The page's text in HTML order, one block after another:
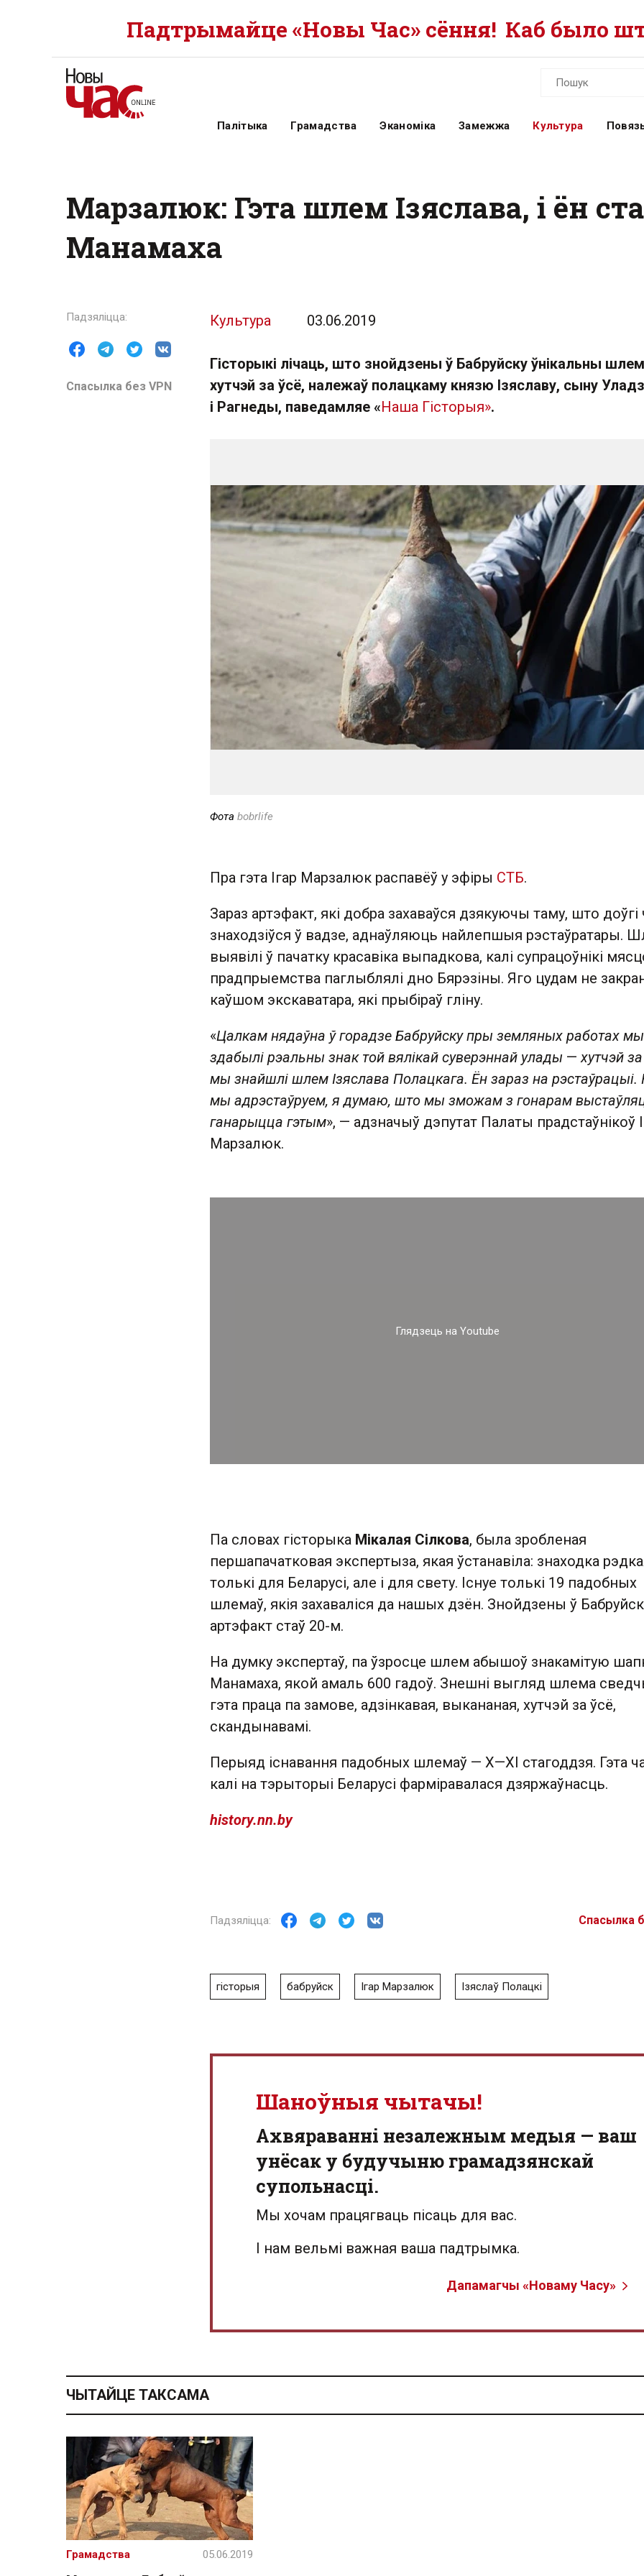
Падтрымайце «Новы Час» сёння! Каб было
Палітыка Грамадства Эканоміка Замежжа Культура
Марзалюк: Гэта шлем Ізяслава, і ён
Манамаха
Спасылка без VPN
Культура 03.06.2019
Гісторыкі лічаць, што знойдзены ў Бабруйску ўнікальны
хутчэй за ўсё, належаў полацкаму князю Ізяславу, сыну
і Рагнеды, паведамляе «Наша Гісторыя».
Фота bobrlife
Пра гэта Ігар Марзалюк распавёў у эфіры СТБ.
Зараз артэфакт, які добра захаваўся дзякуючы таму, што доўгі
знаходзіўся ў вадзе, аднаўляюць найлепшыя рэстаўратары.
выявілі ў пачатку красавіка выпадкова, калі супрацоўнікі
прадпрыемства паглыблялі дно Бярэзіны. Яго цудам не
каўшом экскаватара, які прыбіраў гліну.
«Цалкам нядаўна ў горадзе Бабруйску пры земляных работах мы
здабылі рэальны знак той вялікай суверэннай улады —хутчэй
мы знайшлі шлем Ізяслава Полацкага. Ён зараз на рэстаўрацыі.
мы адрэстаўруем, я думаю, што мы зможам з гонарам
ганарыцца гэтым», — адзначыў дэпутат Палаты прадстаўнікоў
Марзалюк.
Глядзець на Youtube
Па словах гісторыка Мікалая Сілкова, была зробленая
першапачатковая экспертыза, якая ўстанавіла: знаходка
толькі для Беларусі, але і для свету. Існуе толькі 19 падобных
шлемаў, якія захаваліся да нашых дзён. Знойдзены ў
артэфакт стаў 20-м.
На думку экспертаў, па ўзросце шлем абышоў знакамітую
Манамаха, якой амаль 600 гадоў. Знешні выгляд шлема
гэта праца па замове, адзінкавая, выкананая, хутчэй за ўсё,
скандынавамі.
Перыяд існавання падобных шлемаў — X—XI стагоддзя. Гэта
калі на тэрыторыі Беларусі фарміравалася дзяржаўнасць.
history.nn.by
Спасылка
гісторыя бабруйск Ігар Марзалюк Ізяслаў Полацкі
Шаноўныя чытачы!
Aхвяраванні незалежным медыя — ваш
унёсак у будучыню грамадзянскай
супольнасці.
Мы хочам працягваць пісаць для вас.
І нам вельмі важная ваша падтрымка.
Дапамагчы «Новаму Часу»
ЧЫТАЙЦЕ ТАКСАМА
Грамадства 05.06.2019